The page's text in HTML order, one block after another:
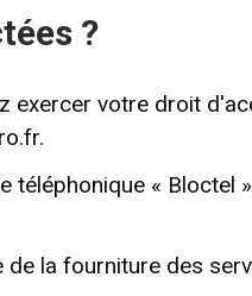
?
exercer votre droit
.
« Bloctel
la fourniture des